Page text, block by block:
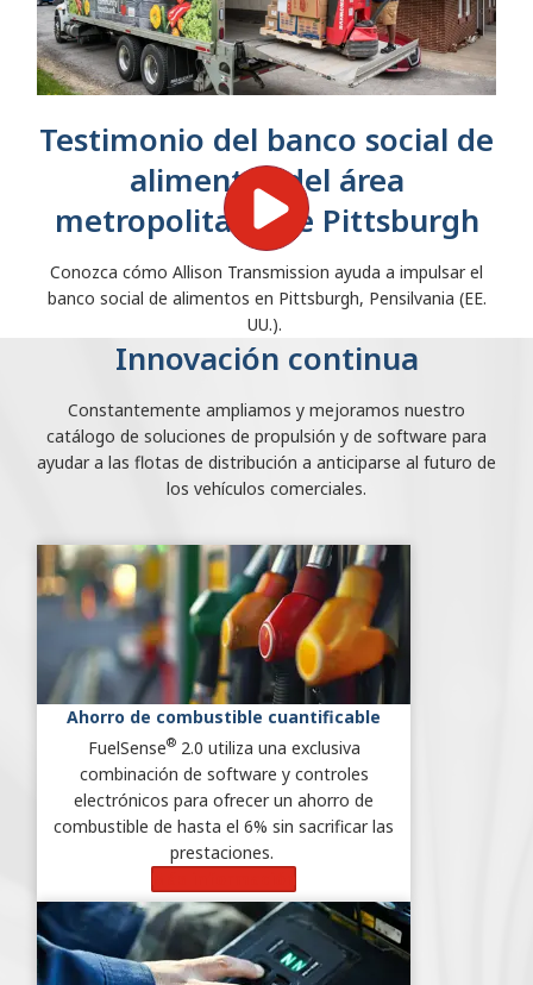
Testimonio del banco social de
alimentos del área
metropolitana de Pittsburgh
Conozca cómo Allison Transmission ayuda a impulsar el
banco social de alimentos en Pittsburgh, Pensilvania (EE.
UU.).
Innovación continua
Constantemente ampliamos y mejoramos nuestro
catálogo de soluciones de propulsión y de software para
ayudar a las flotas de distribución a anticiparse al futuro de
los vehículos comerciales.
Ahorro de combustible cuantificable
FuelSense®2.0 utiliza una exclusiva
combinación de software y controles
electrónicos para ofrecer un ahorro de
combustible de hasta el 6% sin sacrificar las
prestaciones.